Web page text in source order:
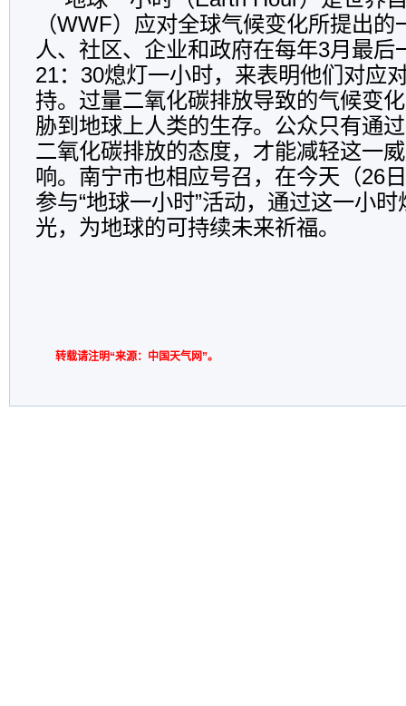
（WWF）应对全球气候变化所提出
人、社区、企业和政府在每年3月最后
21：30熄灯一小时，来表明他们对应
持。过量二氧化碳排放导致的气候变
胁到地球上人类的生存。公众只有通
二氧化碳排放的态度，才能减轻这一
响。南宁市也相应号召，在今天（26
参与“地球一小时”活动，通过这一小
光，为地球的可持续未来祈福。
转载请注明“来源：中国天气网”。